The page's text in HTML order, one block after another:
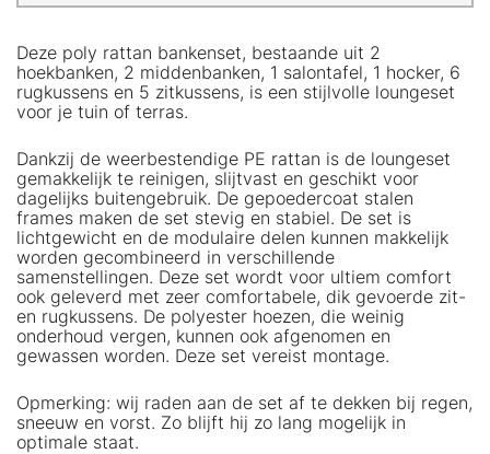
Deze poly rattan bankenset, bestaande uit 2
hoekbanken, 2 middenbanken, 1 salontafel, 1 hocker, 6
rugkussens en 5 zitkussens, is een stijlvolle loungeset
voor je tuin of terras.
Dankzij de weerbestendige PE rattan is de loungeset
gemakkelijk te reinigen, slijtvast en geschikt voor
dagelijks buitengebruik. De gepoedercoat stalen
frames maken de set stevig en stabiel. De set is
lichtgewicht en de modulaire delen kunnen makkelijk
worden gecombineerd in verschillende
samenstellingen. Deze set wordt voor ultiem comfort
ook geleverd met zeer comfortabele, dik gevoerde zit-
en rugkussens. De polyester hoezen, die weinig
onderhoud vergen, kunnen ook afgenomen en
gewassen worden. Deze set vereist montage.
Opmerking: wij raden aan de set af te dekken bij regen,
sneeuw en vorst. Zo blijft hij zo lang mogelijk in
optimale staat.